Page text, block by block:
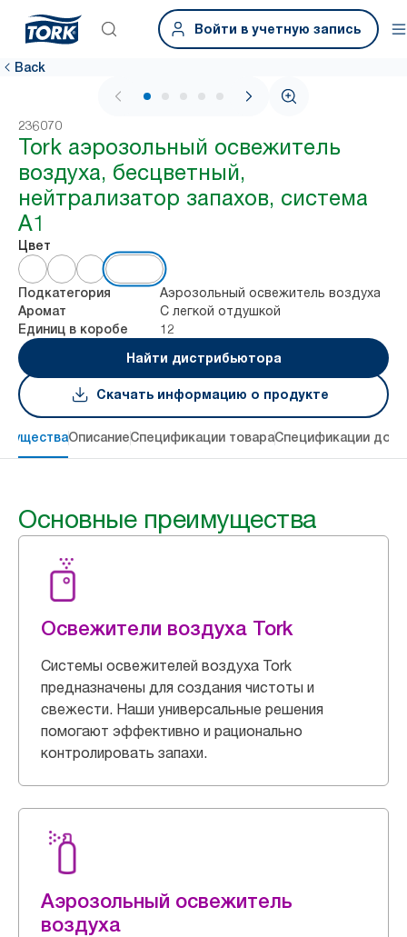
Войти в учетную запись
Back
1 / 5
236070
Tork аэрозольный освежитель
воздуха, бесцветный,
нейтрализатор запахов, система
A1
Цвет
Подкатегория Аэрозольный освежитель воздуха
Аромат С легкой отдушкой
Единиц в коробе
12
Найти дистрибьютора
Скачать информацию о продукте
ОписаниеСпецификации товараСпецификации
Основные преимущества
Освежители воздуха Tork
Системы освежителей воздуха Tork
предназначены для создания чистоты и
свежести. Наши универсальные решения
помогают эффективно и рационально
контролировать запахи.
Аэрозольный освежитель
воздуха